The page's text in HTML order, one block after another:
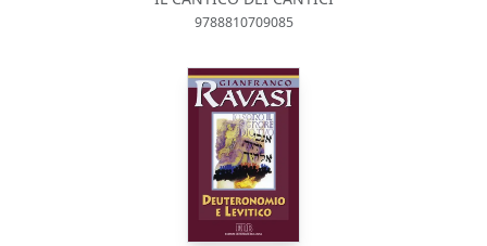
9788810709085